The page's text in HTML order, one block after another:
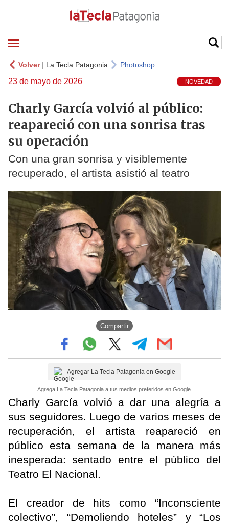
Volver| La Tecla Patagonia Photoshop
23 de mayo de 2026 NOVEDAD
Charly García volvió al público:
reapareció con una sonrisa tras
su operación
Con una gran sonrisa y visiblemente
recuperado, el artista asistió al teatro
Compartir
Agregar La Tecla Patagonia en Google
Agrega La Tecla Patagonia a tus medios preferidos en Google.
Charly García volvió a dar una alegría a
sus seguidores. Luego de varios meses de
recuperación, el artista reapareció en
público esta semana de la manera más
inesperada: sentado entre el público del
Teatro El Nacional.
El creador de hits como “Inconsciente
colectivo”, “Demoliendo hoteles” y “Los